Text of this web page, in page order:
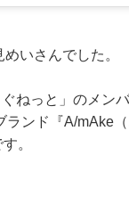
いさんでした。
ねっと」のメン
ランド『A/mAke
。